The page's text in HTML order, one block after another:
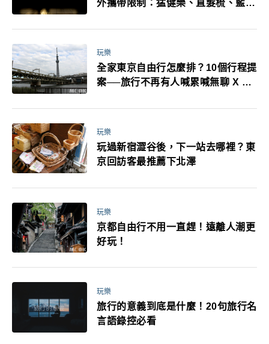
外攜帶限制：猛健樂、直髮梳、藍牙
萬！注意事項一次看！
玩樂
全家東京自由行怎麼排？10個行程提
案──旅行不再有人喊累喊無聊 X 爸
玩樂
玩過新宿澀谷後，下一站去哪裡？東
京回訪客最推薦下北澤
玩樂
京都自由行不用一直趕！遠離人潮更
好玩！
玩樂
旅行的意義到底是什麼！20句旅行名
言語錄控必看